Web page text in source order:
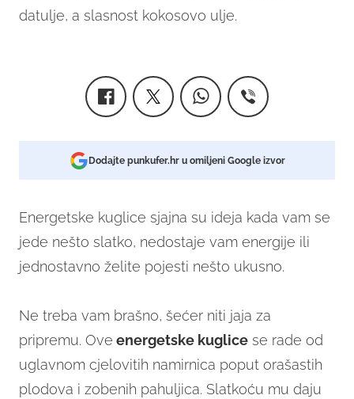
datulje, a slasnost kokosovo ulje.
Dodajte punkufer.hr u omiljeni Google izvor
Energetske kuglice sjajna su ideja kada vam se
jede nešto slatko, nedostaje vam energije ili
jednostavno želite pojesti nešto ukusno.
Ne treba vam brašno, šećer niti jaja za
pripremu. Ove energetske kuglice se rade od
uglavnom cjelovitih namirnica poput orašastih
plodova i zobenih pahuljica. Slatkoću mu daju